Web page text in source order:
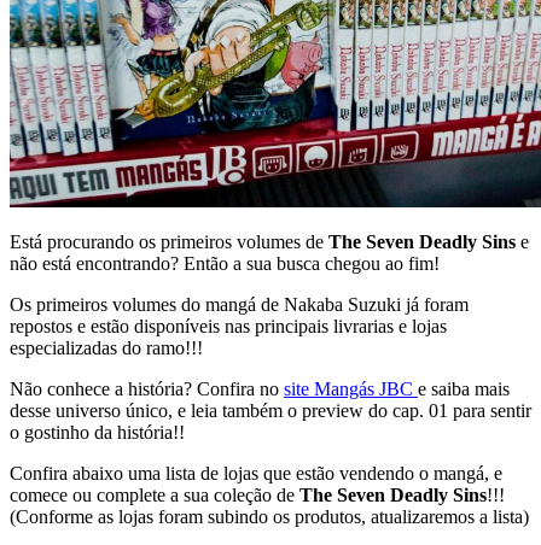
Está procurando os primeiros volumes de The Seven Deadly Sins e
não está encontrando? Então a sua busca chegou ao fim!
Os primeiros volumes do mangá de Nakaba Suzuki já foram
repostos e estão disponíveis nas principais livrarias e lojas
especializadas do ramo!!!
Não conhece a história? Confira no site Mangás JBC e saiba mais
desse universo único, e leia também o preview do cap. 01 para sentir
o gostinho da história!!
Confira abaixo uma lista de lojas que estão vendendo o mangá, e
comece ou complete a sua coleção de The Seven Deadly Sins!!!
(Conforme as lojas foram subindo os produtos, atualizaremos a lista)